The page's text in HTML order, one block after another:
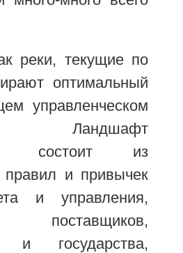
реки, текущие по
оптимальный
управленческом
Ландшафт
состоит из
правил и привычек
и управления,
поставщиков,
и государства,